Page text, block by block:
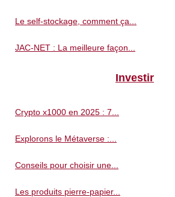
Le self-stockage, comment ça...
JAC-NET : La meilleure façon...
Investir
Crypto x1000 en 2025 : 7...
Explorons le Métaverse :...
Conseils pour choisir une...
Les produits pierre-papier...